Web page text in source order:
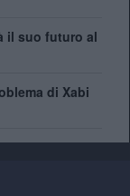
il suo futuro al
di Xabi